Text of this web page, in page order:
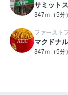
サミット
347ｍ（5分）
ファースト
マクドナ
347ｍ（5分）